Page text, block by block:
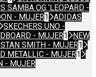
SAMBA OG 'LEOPARD -
- MUJER1
ADIDAS
SKECHERS UNO -
- MUJER1
NEW
SMITH - MUJER1
METALLIC - MUJER1
- MUJER